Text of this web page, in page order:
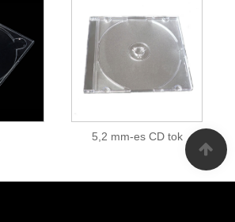
5,2 mm-es CD tok